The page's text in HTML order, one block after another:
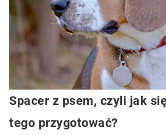
Spacer z psem, czyli jak
tego przygotować?